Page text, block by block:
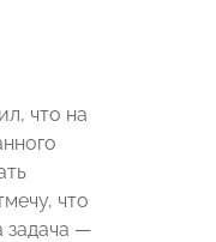
что на
что
задача —